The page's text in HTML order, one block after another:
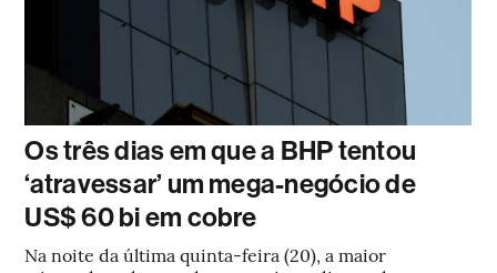
Os três dias em que a BHP tentou
‘atravessar’ um mega-negócio de
US$ 60 bi em cobre
Na noite da última quinta-feira (20), a maior